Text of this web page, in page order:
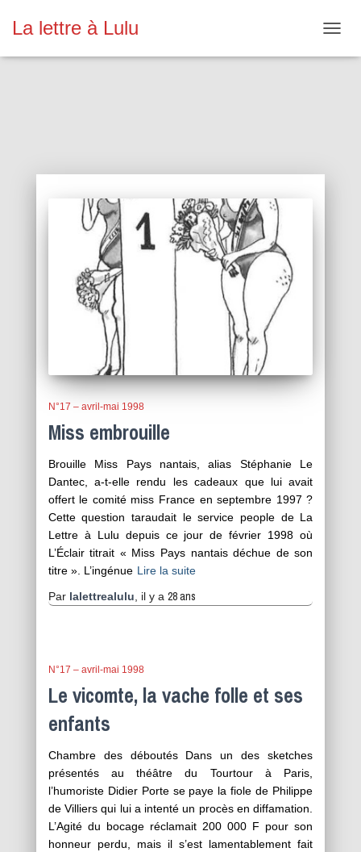
La lettre à Lulu
LA
N°17 – avril-mai 1998
Miss embrouille
Brouille Miss Pays nantais, alias Stéphanie Le
Dantec, a‑t‑elle rendu les cadeaux que lui avait
offert le comité miss France en septembre 1997 ?
Cette question taraudait le service people de La
Lettre à Lulu depuis ce jour de février 1998 où
L’Éclair titrait « Miss Pays nantais déchue de son
titre ». L’ingénue Lire la suite
Par lalettrealulu , il y a 28 ans
N°17 – avril-mai 1998
Le vicomte, la vache folle et ses
enfants
Chambre des déboutés Dans un des sketches
présentés au théâtre du Tourtour à Paris,
l’humoriste Didier Porte se paye la fiole de Philippe
de Villiers qui lui a intenté un procès en diffamation.
L’Agité du bocage réclamait 200 000 F pour son
honneur perdu, mais il s’est lamentablement fait